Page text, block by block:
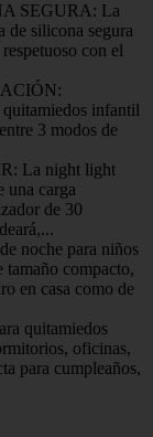
SEGURA: La
de silicona segura
con el
infantil
3 modos de
La night light
una carga
de 30
noche para niños
tamaño compacto,
en casa como de
quitamiedos
oficinas,
para cumpleaños,